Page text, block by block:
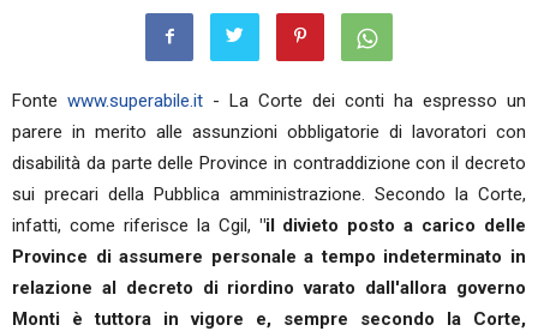
Fonte www.superabile.it - La Corte dei conti ha espresso un
parere in merito alle assunzioni obbligatorie di lavoratori con
disabilità da parte delle Province in contraddizione con il decreto
sui precari della Pubblica amministrazione. Secondo la Corte,
infatti, come riferisce la Cgil, "il divieto posto a carico delle
Province di assumere personale a tempo indeterminato in
relazione al decreto di riordino varato dall'allora governo
Monti è tuttora in vigore e, sempre secondo la Corte,